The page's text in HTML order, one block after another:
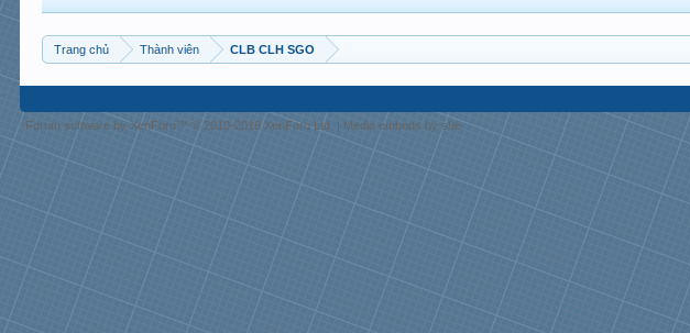
Trang chủ Thành viên CLB CLH SGO
Forum software by XenForo™© 2010-2018 XenForo Ltd. | Media embeds by s9e